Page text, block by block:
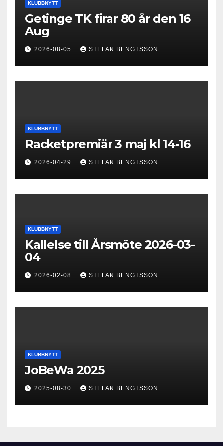
KLUBBNYTT
Getinge TK firar 80 år den 16
Aug
2026-08-05 STEFAN BENGTSSON
KLUBBNYTT
Racketpremiär 3 maj kl 14-16
2026-04-29 STEFAN BENGTSSON
KLUBBNYTT
Kallelse till Årsmöte 2026-03-
04
2026-02-08 STEFAN BENGTSSON
KLUBBNYTT
JoBeWa 2025
2025-08-30 STEFAN BENGTSSON